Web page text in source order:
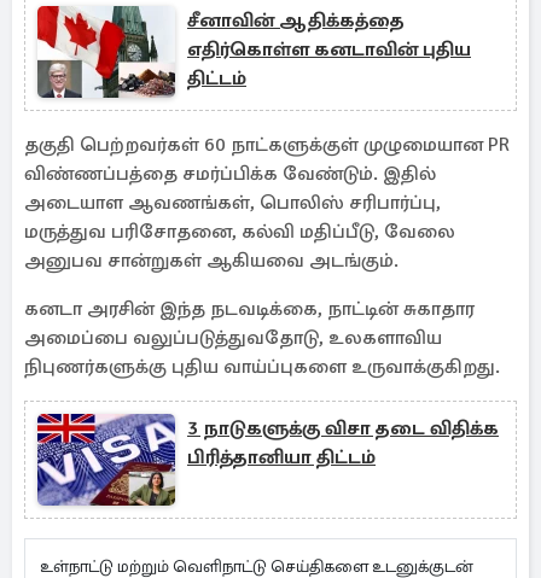
சீனாவின் ஆதிக்கத்தை
எதிர்கொள்ள கனடாவின் புதிய
திட்டம்
தகுதி பெற்றவர்கள் 60 நாட்களுக்குள் முழுமையான PR
விண்ணப்பத்தை சமர்ப்பிக்க வேண்டும். இதில்
அடையாள ஆவணங்கள், பொலிஸ் சரிபார்ப்பு,
மருத்துவ பரிசோதனை, கல்வி மதிப்பீடு, வேலை
அனுபவ சான்றுகள் ஆகியவை அடங்கும்.
கனடா அரசின் இந்த நடவடிக்கை, நாட்டின் சுகாதார
அமைப்பை வலுப்படுத்துவதோடு, உலகளாவிய
நிபுணர்களுக்கு புதிய வாய்ப்புகளை உருவாக்குகிறது.
3 நாடுகளுக்கு விசா தடை விதிக்க
பிரித்தானியா திட்டம்
உள்நாட்டு மற்றும் வெளிநாட்டு செய்திகளை உடனுக்குடன்